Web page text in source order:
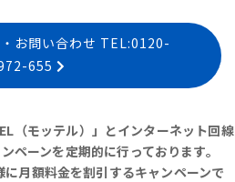
お問い合わせ TEL:0120-
655
（モッテル）」とインターネット回線
ペーンを定期的に行っております。
月額料金を割引するキャンペーンで